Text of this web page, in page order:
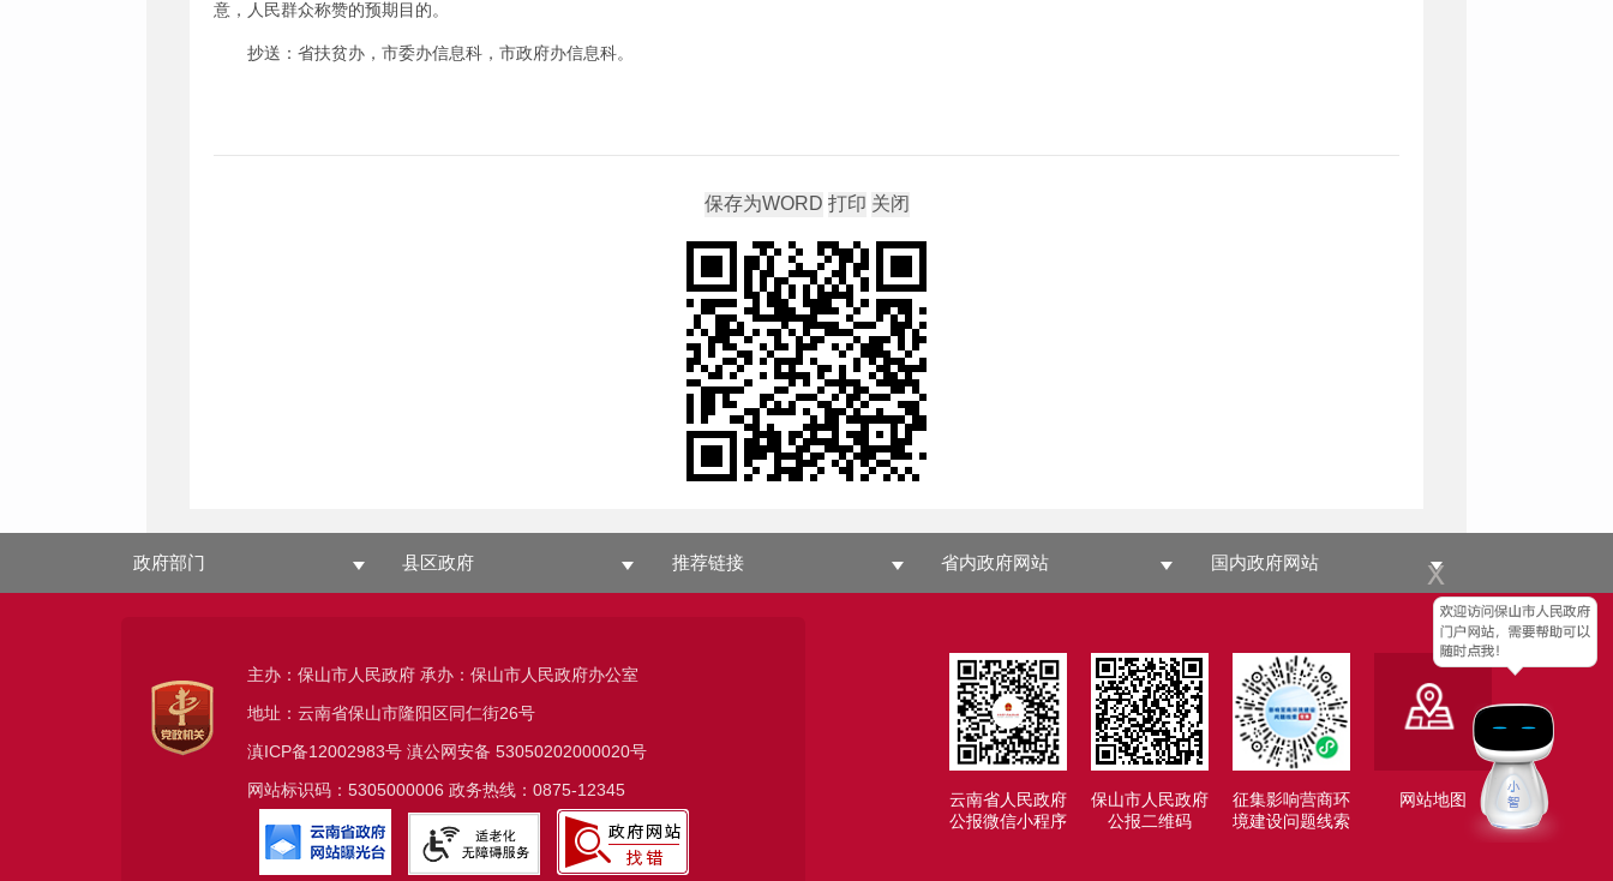
x
意，人民群众称赞的预期目的。
抄送：省扶贫办，市委办信息科，市政府办信息科。
政府部门 县区政府 推荐链接 省内政府网站 国内政府网站
云南省人民政府
公报微信小程序
保山市人民政府
公报二维码
征集影响营商环
境建设问题线索
网站地图
主办：保山市人民政府 承办：保山市人民政府办公室
地址：云南省保山市隆阳区同仁街26号
滇ICP备12002983号滇公网安备 53050202000020号
网站标识码：5305000006 政务热线：0875-12345